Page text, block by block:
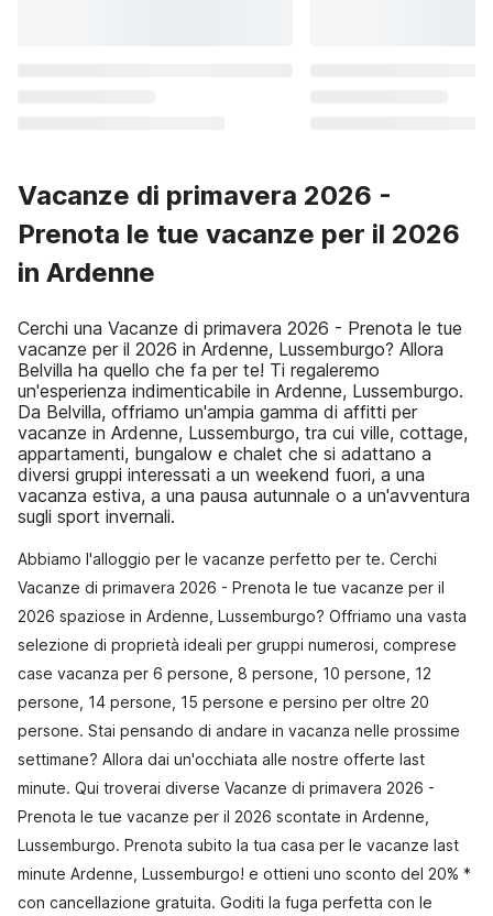
Vacanze di primavera 2026 -
Prenota le tue vacanze per il 2026
in Ardenne
Cerchi una Vacanze di primavera 2026 - Prenota le tue
vacanze per il 2026 in Ardenne, Lussemburgo? Allora
Belvilla ha quello che fa per te! Ti regaleremo
un'esperienza indimenticabile in Ardenne, Lussemburgo.
Da Belvilla, offriamo un'ampia gamma di affitti per
vacanze in Ardenne, Lussemburgo, tra cui ville, cottage,
appartamenti, bungalow e chalet che si adattano a
diversi gruppi interessati a un weekend fuori, a una
vacanza estiva, a una pausa autunnale o a un'avventura
sugli sport invernali.
Abbiamo l'alloggio per le vacanze perfetto per te. Cerchi
Vacanze di primavera 2026 - Prenota le tue vacanze per il
2026 spaziose in Ardenne, Lussemburgo? Offriamo una vasta
selezione di proprietà ideali per gruppi numerosi, comprese
case vacanza per 6 persone, 8 persone, 10 persone, 12
persone, 14 persone, 15 persone e persino per oltre 20
persone. Stai pensando di andare in vacanza nelle prossime
settimane? Allora dai un'occhiata alle nostre offerte last
minute. Qui troverai diverse Vacanze di primavera 2026 -
Prenota le tue vacanze per il 2026 scontate in Ardenne,
Lussemburgo. Prenota subito la tua casa per le vacanze last
minute Ardenne, Lussemburgo! e ottieni uno sconto del 20% *
con cancellazione gratuita. Goditi la fuga perfetta con le